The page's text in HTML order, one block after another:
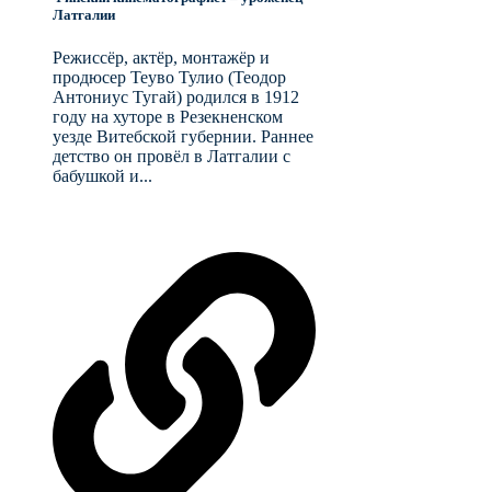
Латгалии
Режиссёр, актёр, монтажёр и
продюсер Теуво Тулио (Теодор
Антониус Тугай) родился в 1912
году на хуторе в Резекненском
уезде Витебской губернии. Раннее
детство он провёл в Латгалии с
бабушкой и...